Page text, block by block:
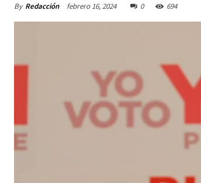
By Redacción febrero 16, 2024 0 694